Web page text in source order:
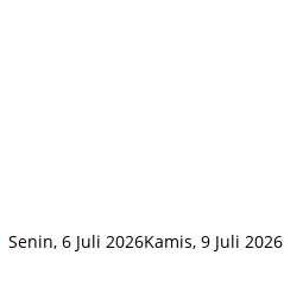
Senin, 6 Juli 2026Kamis, 9 Juli 2026